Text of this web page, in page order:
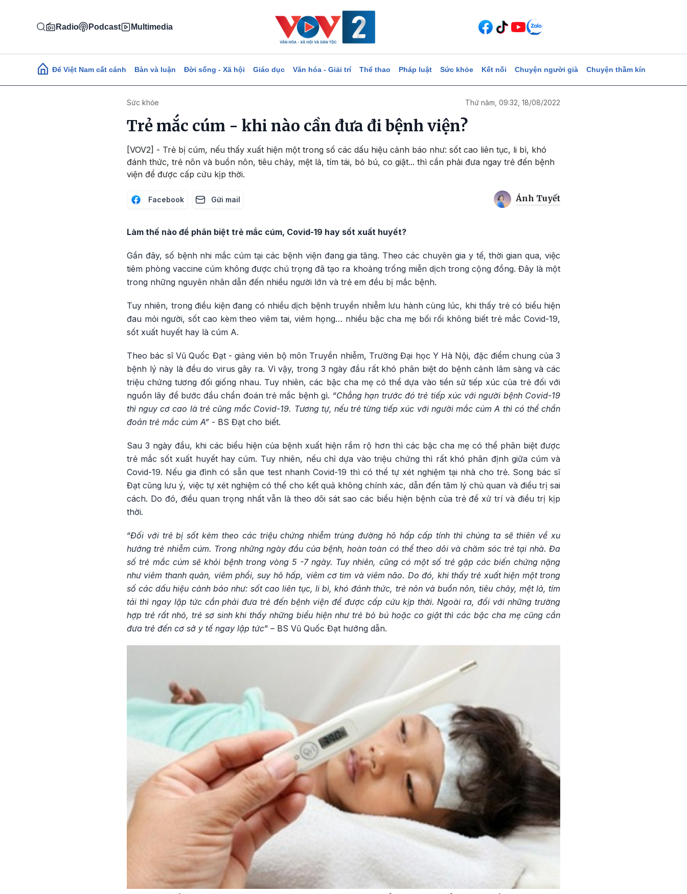
Radio Podcast Multimedia
Main navigation
Để Việt Nam cất cánh Bàn và luận Đời sống - Xã hội Giáo dục Văn hóa - Giải trí Thể thao Pháp luật Sức khỏe Kết nối Chuyện người già Chuyện thầm kín
Sức khỏe Thứ năm, 09:32, 18/08/2022
Trẻ mắc cúm - khi nào cần đưa đi bệnh viện?
[VOV2] - Trẻ bị cúm, nếu thấy xuất hiện một trong số các dấu hiệu cảnh báo như: sốt cao liên tục, li bì, khó
đánh thức, trẻ nôn và buồn nôn, tiêu chảy, mệt lả, tím tái, bỏ bú, co giật... thì cần phải đưa ngay trẻ đến bệnh
viện để được cấp cứu kịp thời.
Facebook Gửi mail Ánh Tuyết
Làm thế nào để phân biệt trẻ mắc cúm, Covid-19 hay sốt xuất huyết?
Gần đây, số bệnh nhi mắc cúm tại các bệnh viện đang gia tăng. Theo các chuyên gia y tế, thời gian qua, việc
tiêm phòng vaccine cúm không được chú trọng đã tạo ra khoảng trống miễn dịch trong cộng đồng. Đây là một
trong những nguyên nhân dẫn đến nhiều người lớn và trẻ em đều bị mắc bệnh.
Tuy nhiên, trong điều kiện đang có nhiều dịch bệnh truyền nhiễm lưu hành cùng lúc, khi thấy trẻ có biểu hiện
đau mỏi người, sốt cao kèm theo viêm tai, viêm họng… nhiều bậc cha mẹ bối rối không biết trẻ mắc Covid-19,
sốt xuất huyết hay là cúm A.
Theo bác sĩ Vũ Quốc Đạt - giảng viên bộ môn Truyền nhiễm, Trường Đại học Y Hà Nội, đặc điểm chung của 3
bệnh lý này là đều do virus gây ra. Vì vậy, trong 3 ngày đầu rất khó phân biệt do bệnh cảnh lâm sàng và các
triệu chứng tương đối giống nhau. Tuy nhiên, các bậc cha mẹ có thể dựa vào tiền sử tiếp xúc của trẻ đối với
nguồn lây để bước đầu chẩn đoán trẻ mắc bệnh gì. “Chẳng hạn trước đó trẻ tiếp xúc với người bệnh Covid-19
thì nguy cơ cao là trẻ cũng mắc Covid-19. Tương tự, nếu trẻ từng tiếp xúc với người mắc cúm A thì có thể chẩn
đoán trẻ mắc cúm A” - BS Đạt cho biết.
Sau 3 ngày đầu, khi các biểu hiện của bệnh xuất hiện rầm rộ hơn thì các bậc cha mẹ có thể phân biệt được
trẻ mắc sốt xuất huyết hay cúm. Tuy nhiên, nếu chỉ dựa vào triệu chứng thì rất khó phân định giữa cúm và
Covid-19. Nếu gia đình có sẵn que test nhanh Covid-19 thì có thể tự xét nghiệm tại nhà cho trẻ. Song bác sĩ
Đạt cũng lưu ý, việc tự xét nghiệm có thể cho kết quả không chính xác, dẫn đến tâm lý chủ quan và điều trị sai
cách. Do đó, điều quan trọng nhất vẫn là theo dõi sát sao các biểu hiện bệnh của trẻ để xử trí và điều trị kịp
thời.
“Đối với trẻ bị sốt kèm theo các triệu chứng nhiễm trùng đường hô hấp cấp tính thì chúng ta sẽ thiên về xu
hướng trẻ nhiễm cúm. Trong những ngày đầu của bệnh, hoàn toàn có thể theo dõi và chăm sóc trẻ tại nhà. Đa
số trẻ mắc cúm sẽ khỏi bệnh trong vòng 5 -7 ngày. Tuy nhiên, cũng có một số trẻ gặp các biến chứng nặng
như viêm thanh quản, viêm phổi, suy hô hấp, viêm cơ tim và viêm não. Do đó, khi thấy trẻ xuất hiện một trong
số các dấu hiệu cảnh báo như: sốt cao liên tục, li bì, khó đánh thức, trẻ nôn và buồn nôn, tiêu chảy, mệt lả, tím
tái thì ngay lập tức cần phải đưa trẻ đến bệnh viện để được cấp cứu kịp thời. Ngoài ra, đối với những trường
hợp trẻ rất nhỏ, trẻ sơ sinh khi thấy những biểu hiện như trẻ bỏ bú hoặc co giật thì các bậc cha mẹ cũng cần
đưa trẻ đến cơ sở y tế ngay lập tức” – BS Vũ Quốc Đạt hướng dẫn.